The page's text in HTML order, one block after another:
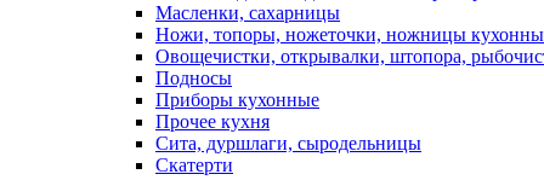
Масленки, сахарницы
Ножи, топоры, ножеточки, ножницы
Овощечистки, открывалки, штопора,
Подносы
Приборы кухонные
Прочее кухня
Сита, дуршлаги, сыродельницы
Скатерти